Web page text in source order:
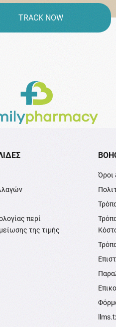
TRACK NOW
περί
της τιμής
Όροι